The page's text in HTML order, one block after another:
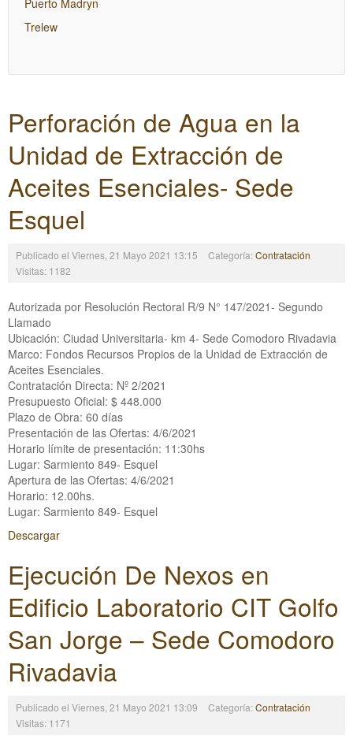
Puerto Madryn
Trelew
Perforación de Agua en la
Unidad de Extracción de
Aceites Esenciales- Sede
Esquel
Publicado el Viernes, 21 Mayo 2021 13:15 Categoría:Contratación
Visitas: 1182
Autorizada por Resolución Rectoral R/9 N° 147/2021- Segundo
Llamado
Ubicación: Ciudad Universitaria- km 4- Sede Comodoro Rivadavia
Marco: Fondos Recursos Propios de la Unidad de Extracción de
Aceites Esenciales.
Contratación Directa: Nº 2/2021
Presupuesto Oficial: $ 448.000
Plazo de Obra: 60 días
Presentación de las Ofertas: 4/6/2021
Horario límite de presentación: 11:30hs
Lugar: Sarmiento 849- Esquel
Apertura de las Ofertas: 4/6/2021
Horario: 12.00hs.
Lugar: Sarmiento 849- Esquel
Descargar
Ejecución De Nexos en
Edificio Laboratorio CIT Golfo
San Jorge – Sede Comodoro
Rivadavia
Publicado el Viernes, 21 Mayo 2021 13:09 Categoría:Contratación
Visitas: 1171